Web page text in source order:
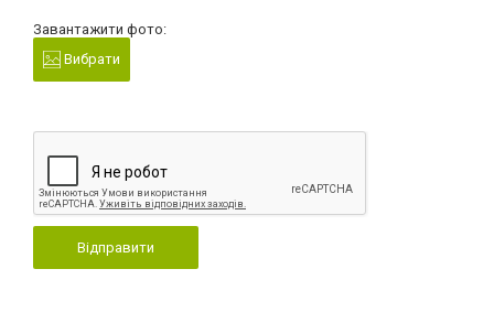
Завантажити фото:
Вибрати
Відправити